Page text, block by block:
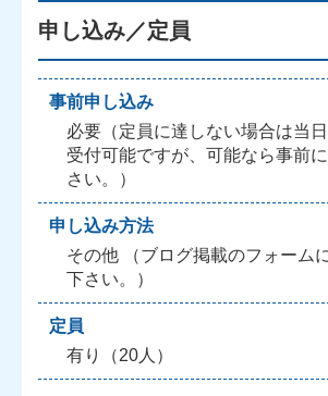
申し込み／定員
事前申し込み
必要（定員に達しない場合は当
受付可能ですが、可能なら事前
さい。）
申し込み方法
その他 （ブログ掲載のフォーム
下さい。）
定員
有り（20人）